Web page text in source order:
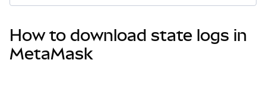
เว็บ 3 เพิ่มเติม
รักษาความปลอดภัย
How to download state logs in
MetaMask